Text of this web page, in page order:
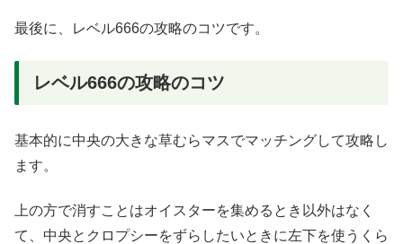
最後に、レベル666の攻略のコツです。
レベル666の攻略のコツ
基本的に中央の大きな草むらマスでマッチングして攻略し
ます。
上の方で消すことはオイスターを集めるとき以外はなく
て、中央とクロプシーをずらしたいときに左下を使うくら